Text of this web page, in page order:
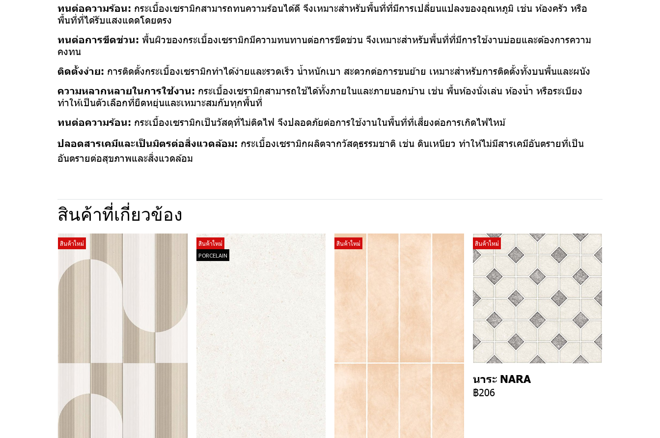
ทนต่อความร้อน: กระเบื้องเซรามิกสามารถทนความร้อนได้ดี จึงเหมาะสำหรับพื้นที่ที่มีการเปลี่ยนแปลงของอุณหภูมิ เช่น ห้องครัว หรือ
พื้นที่ที่ได้รับแสงแดดโดยตรง
ทนต่อการขีดข่วน: พื้นผิวของกระเบื้องเซรามิกมีความทนทานต่อการขีดข่วน จึงเหมาะสำหรับพื้นที่ที่มีการใช้งานบ่อยและต้องการความ
คงทน
ติดตั้งง่าย: การติดตั้งกระเบื้องเซรามิกทำได้ง่ายและรวดเร็ว น้ำหนักเบา สะดวกต่อการขนย้าย เหมาะสำหรับการติดตั้งทั้งบนพื้นและผนัง
ความหลากหลายในการใช้งาน: กระเบื้องเซรามิกสามารถใช้ได้ทั้งภายในและภายนอกบ้าน เช่น พื้นห้องนั่งเล่น ห้องน้ำ หรือระเบียง
ทำให้เป็นตัวเลือกที่ยืดหยุ่นและเหมาะสมกับทุกพื้นที่
ทนต่อความร้อน: กระเบื้องเซรามิกเป็นวัสดุที่ไม่ติดไฟ จึงปลอดภัยต่อการใช้งานในพื้นที่ที่เสี่ยงต่อการเกิดไฟไหม้
ปลอดสารเคมีและเป็นมิตรต่อสิ่งแวดล้อม: กระเบื้องเซรามิกผลิตจากวัสดุธรรมชาติ เช่น ดินเหนียว ทำให้ไม่มีสารเคมีอันตรายที่เป็น
อันตรายต่อสุขภาพและสิ่งแวดล้อม
สินค้าที่เกี่ยวข้อง
สินค้าใหม่
สินค้าใหม่
PORCELAIN
สินค้าใหม่ สินค้าใหม่
นาระ NARA
฿206